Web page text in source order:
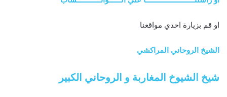
او قم بزيارة احدي مواقعنا
الشيخ الروحاني المراكشي
شيخ الشيوخ المغاربة و الروحاني الكبير